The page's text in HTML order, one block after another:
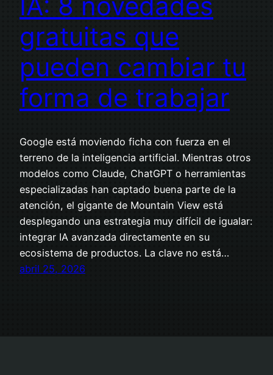
gratuitas que
pueden cambiar tu
forma de trabajar
Google está moviendo ficha con fuerza en el
terreno de la inteligencia artificial. Mientras otros
modelos como Claude, ChatGPT o herramientas
especializadas han captado buena parte de la
atención, el gigante de Mountain View está
desplegando una estrategia muy difícil de igualar:
integrar IA avanzada directamente en su
ecosistema de productos. La clave no está…
abril 25, 2026